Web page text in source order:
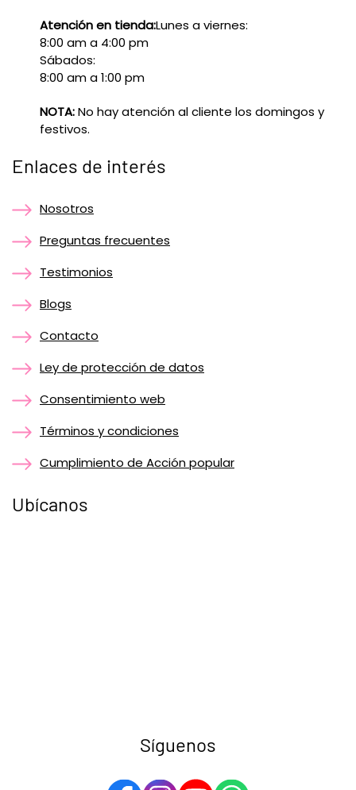
Atención en tienda:Lunes a viernes:
8:00 am a 4:00 pm
Sábados:
8:00 am a 1:00 pm
NOTA:No hay atención al cliente los domingos y
festivos.
Enlaces de interés
Nosotros
Preguntas frecuentes
Testimonios
Blogs
Contacto
Ley de protección de datos
Consentimiento web
Términos y condiciones
Cumplimiento de Acción popular
Ubícanos
Síguenos